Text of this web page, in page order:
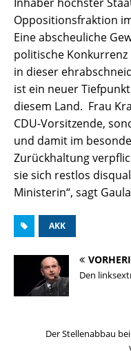
Oppositionsfraktion
Eine abscheuliche
politische
in dieser
ist ein neuer
diesem Land. Frau
CDU-Vorsitzende,
und damit im
Zurückhaltung
sie sich restlos
Ministerin“, sagt
AKK
Den
Der Stellenabbau